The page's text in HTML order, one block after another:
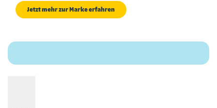
Jetzt mehr zur Marke erfahren